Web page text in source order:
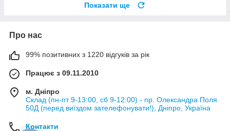
Показати ще
Про нас
99% позитивних з 1220 відгуків за рік
Працює з 09.11.2010
м. Дніпро
Склад (пн-пт 9-13:00, сб 9-12:00) - пр. Олександра Поля
50Д (перед виїздом зателефонувати!), Дніпро, Україна
Контакти